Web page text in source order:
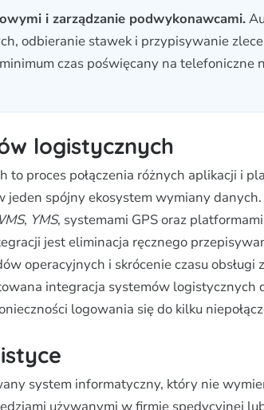
i zarządzanie podwykonawcami.
odbieranie stawek i przypisywanie
czas poświęcany na telefoniczne
logistycznych
to proces połączenia różnych aplikacji i
spójny ekosystem wymiany
, YMS, systemami GPS oraz
jest eliminacja ręcznego
operacyjnych i skrócenie czasu obsługi
integracja systemów logistycznych
logowania się do kilku
system informatyczny, który nie